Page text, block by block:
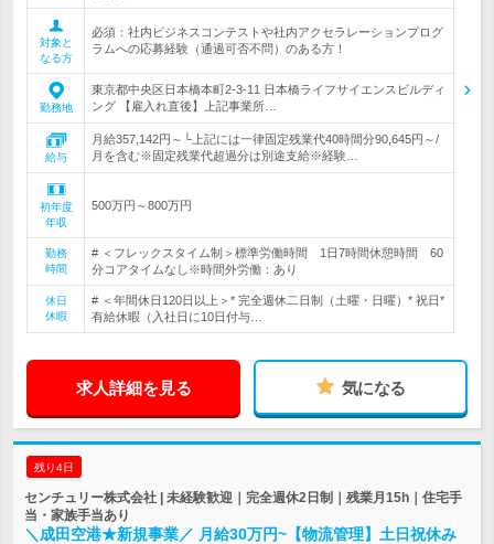
対象と
なる方
必須：社内ビジネスコンテストや社内アクセラレーションプログ
ラムへの応募経験（通過可否不問）のある方！
勤務地
東京都中央区日本橋本町2-3-11 日本橋ライフサイエンスビルディ
ング 【雇入れ直後】上記事業所…
給与
月給357,142円～└上記には一律固定残業代40時間分90,645円～/
月を含む※固定残業代超過分は別途支給※経験…
初年度
年収
500万円～800万円
勤務
時間
# ＜フレックスタイム制＞標準労働時間 1日7時間休憩時間 60
分コアタイムなし※時間外労働：あり
休日
休暇
# ＜年間休日120日以上＞* 完全週休二日制（土曜・日曜）* 祝日*
有給休暇（入社日に10日付与…
求人詳細を見る 気になる
残り4日
センチュリー株式会社 | 未経験歓迎｜完全週休2日制｜残業月15h｜住宅手
当・家族手当あり
＼成田空港★新規事業／ 月給30万円~【物流管理】土日祝休み